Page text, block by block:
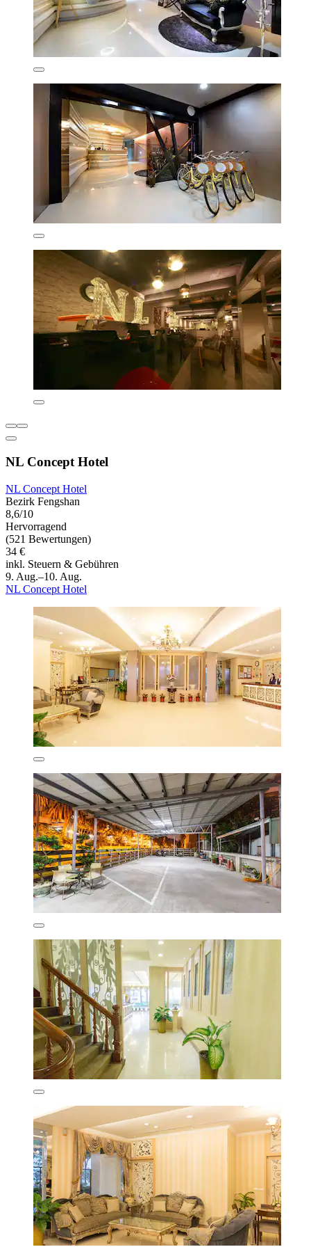
NL Concept Hotel
NL Concept Hotel
Bezirk Fengshan
8,6/10
Hervorragend
(521 Bewertungen)
34 €
inkl. Steuern & Gebühren
9. Aug.–10. Aug.
NL Concept Hotel